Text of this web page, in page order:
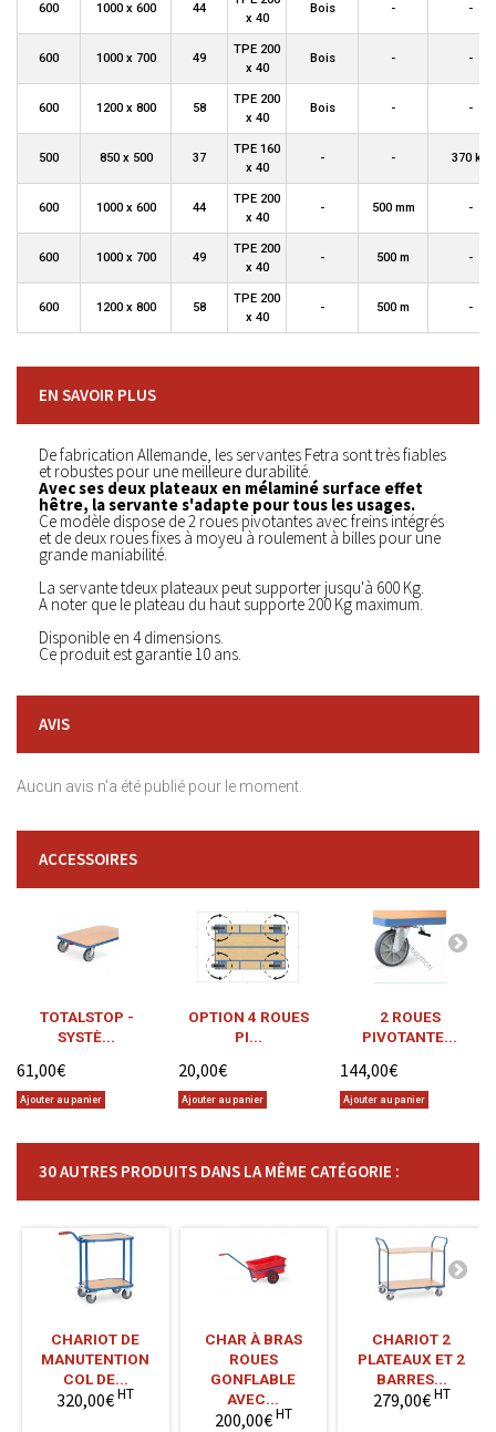
600 1000 x 600 44
x 40
Bois - -
600 1000 x 700 49
TPE 200
x 40
Bois - -
600 1200 x 800 58
TPE 200
x 40
Bois - -
500 850 x 500 37
TPE 160
x 40
- - 370 kg
600 1000 x 600 44
TPE 200
x 40
- 500 mm -
600 1000 x 700 49
TPE 200
x 40
- 500 m -
600 1200 x 800 58
TPE 200
x 40
- 500 m -
EN SAVOIR PLUS
De fabrication Allemande, les servantes Fetra sont très fiables
et robustes pour une meilleure durabilité.
Avec ses deux plateaux en mélaminé surface effet
hêtre, la servante s'adapte pour tous les usages.
Ce modèle dispose de 2 roues pivotantes avec freins intégrés
et de deux roues fixes à moyeu à roulement à billes pour une
grande maniabilité.
La servante tdeux plateaux peut supporter jusqu'à 600 Kg.
A noter que le plateau du haut supporte 200 Kg maximum.
Disponible en 4 dimensions.
Ce produit est garantie 10 ans.
AVIS
Aucun avis n'a été publié pour le moment.
ACCESSOIRES
TOTALSTOP -
SYSTÈ...
61,00€
Ajouter au panier
OPTION 4 ROUES
PI...
20,00€
Ajouter au panier
2 ROUES
PIVOTANTE...
144,00€
Ajouter au panier
30 AUTRES PRODUITS DANS LA MÊME CATÉGORIE :
CHARIOT DE
MANUTENTION
COL DE...
320,00€HT
CHAR À BRAS
ROUES
GONFLABLE
AVEC...
200,00€HT
CHARIOT 2
PLATEAUX ET 2
BARRES...
279,00€HT